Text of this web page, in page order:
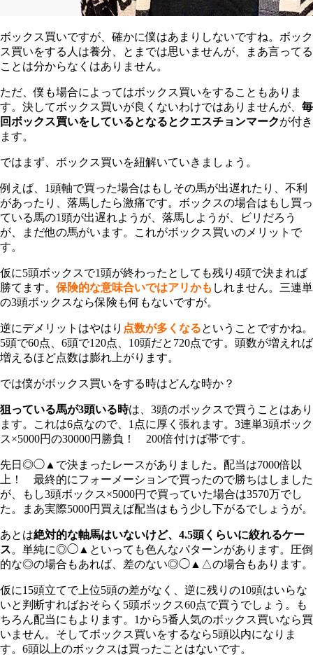
ボックス買いですが、確かに僕はあまりしないですね。ボック
ス買いをする人は養分、とまでは思いませんが、まあ言ってる
ことは分からなくはありません。
ただ、僕も場合によってはボックス買いをすることもありま
す。決してボックス買いが良くないわけではありませんが、 毎
回ボックス買いをしているとなるとクエスチョンマークが付き
ます。
ではまず、ボックス買いを紐解いていきましょう。
例えば、1頭軸で買った場合はもしその馬が出遅れたり、不利
があったり、落馬したら激痛です。ボックスの場合はもし買っ
ている馬の1頭が出遅れようが、落馬しようが、ビリだろう
が、まだ他の馬がいます。これがボックス買いのメリットで
す。
仮に5頭ボックスで1頭が終わったとしても残り4頭で決まれば
勝てます。 保険的な意味合いではアリかも しれません。三連単
の3頭ボックスなら保険も何もないですが。
逆にデメリットはやはり 点数が多くなるということですかね。
5頭で60点、6頭で120点、10頭だと720点です。頭数が増えれば
増えるほど点数は膨れ上がります。
では僕がボックス買いをする時はどんな時か？
狙っている馬が3頭いる時は、3頭のボックスで買うことはあり
ます。これは6点なので、1点に厚く張れます。3連単3頭ボック
ス×5000円の30000円勝負！ 200倍付けば帯です。
先日◎◯▲で決まったレースがありました。配当は7000倍以
上！ 最終的にフォーメーションで買ったので勝ちはしました
が、もし3頭ボックス×5000円で買っていた場合は3570万でし
た。まあ実際5000円買えば配当はもう少し下がるでしょうが。
あとは絶対的な軸馬はいないけど、4.5頭くらいに絞れるケー
ス。単純に◎◯▲といっても色んなパターンがあります。圧倒
的な◎の場合もあれば、差のない◎◯▲△の場合もあります。
仮に15頭立てで上位5頭の差がなく、逆に残りの10頭はいらな
いと判断すればおそらく5頭ボックス60点で買うでしょう。も
ちろん配当にもよります。1から5番人気のボックス買いなら買
いません。そしてボックス買いをするなら5頭以内になりま
す。6頭以上のボックスは買ったことはないです。